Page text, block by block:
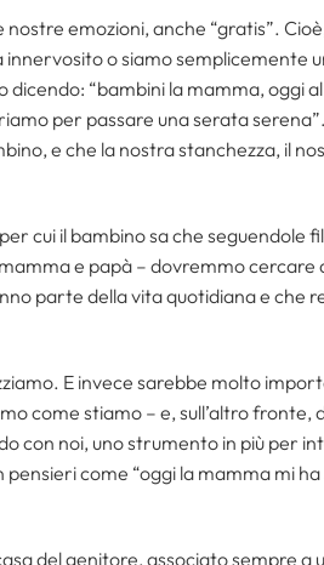
emozioni, anche “gratis”.
o siamo semplicemente
“bambini la mamma, oggi
per passare una serata
e che la nostra stanchezza, il
cui il bambino sa che seguendole
e papà – dovremmo cercare
parte della vita quotidiana e che
E invece sarebbe molto
come stiamo – e, sull’altro fronte,
con noi, uno strumento in più per
come “oggi la mamma mi
del genitore, associato sempre a